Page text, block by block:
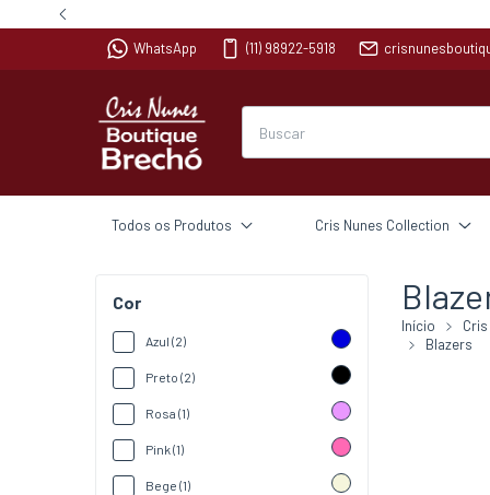
WhatsApp (11) 98922-5918
Todos os Produtos Cris Nunes Collection
Cor
Azul (2)
Preto (2)
Rosa (1)
Pink (1)
Bege (1)
Início
Blazers